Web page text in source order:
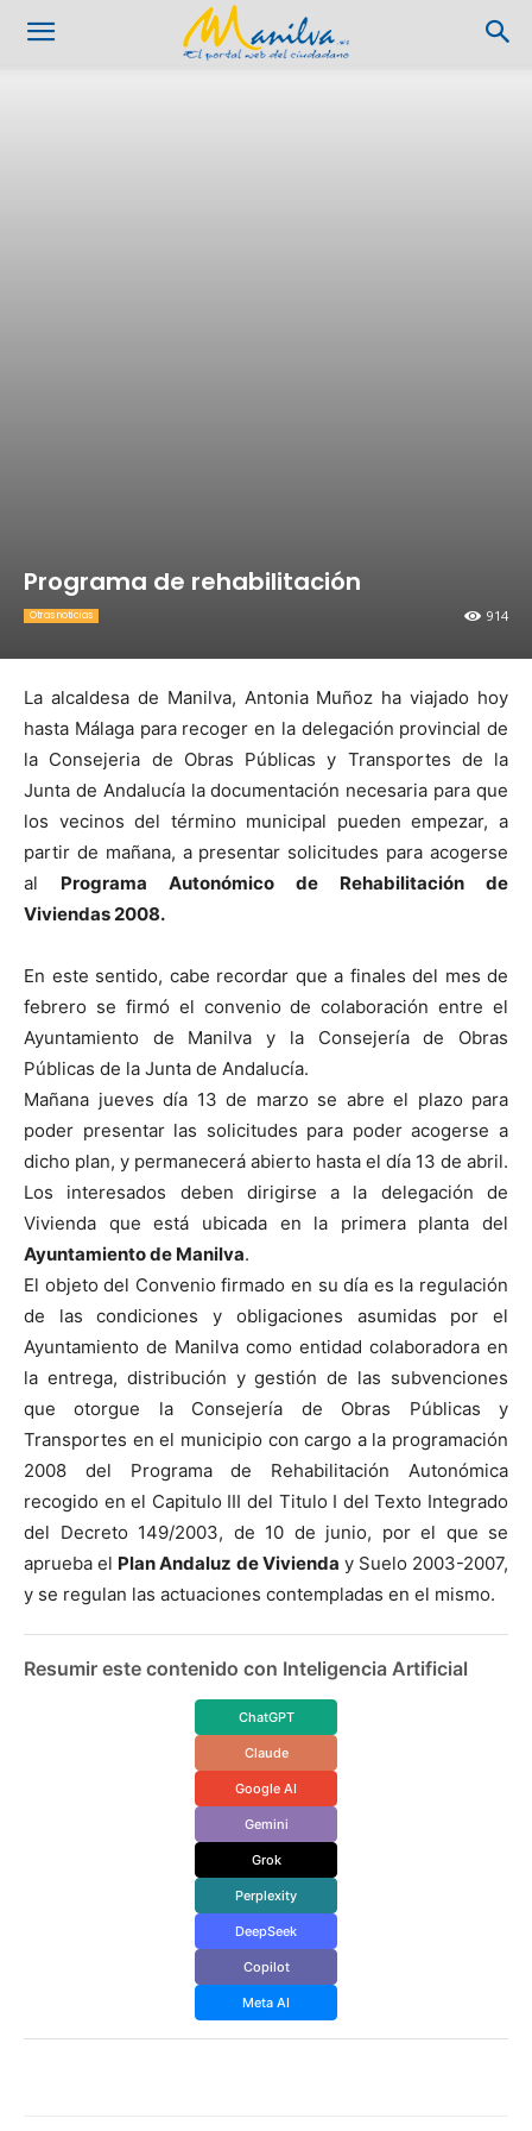
Programa de rehabilitación
914
Otras noticias
La alcaldesa de Manilva, Antonia Muñoz ha viajado hoy
hasta Málaga para recoger en la delegación provincial de
la Consejeria de Obras Públicas y Transportes de la
Junta de Andalucía la documentación necesaria para que
los vecinos del término municipal pueden empezar, a
partir de mañana, a presentar solicitudes para acogerse
al Programa Autonómico de Rehabilitación de
Viviendas 2008.
En este sentido, cabe recordar que a finales del mes de
febrero se firmó el convenio de colaboración entre el
Ayuntamiento de Manilva y la Consejería de Obras
Públicas de la Junta de Andalucía.
Mañana jueves día 13 de marzo se abre el plazo para
poder presentar las solicitudes para poder acogerse a
dicho plan, y permanecerá abierto hasta el día 13 de abril.
Los interesados deben dirigirse a la delegación de
Vivienda que está ubicada en la primera planta del
Ayuntamiento de Manilva.
El objeto del Convenio firmado en su día es la regulación
de las condiciones y obligaciones asumidas por el
Ayuntamiento de Manilva como entidad colaboradora en
la entrega, distribución y gestión de las subvenciones
que otorgue la Consejería de Obras Públicas y
Transportes en el municipio con cargo a la programación
2008 del Programa de Rehabilitación Autonómica
recogido en el Capitulo III del Titulo I del Texto Integrado
del Decreto 149/2003, de 10 de junio, por el que se
aprueba el Plan Andaluz de Vivienda y Suelo 2003-2007,
y se regulan las actuaciones contempladas en el mismo.
Resumir este contenido con Inteligencia Artificial
ChatGPT
Claude
Google AI
Gemini
Grok
Perplexity
DeepSeek
Copilot
Meta AI